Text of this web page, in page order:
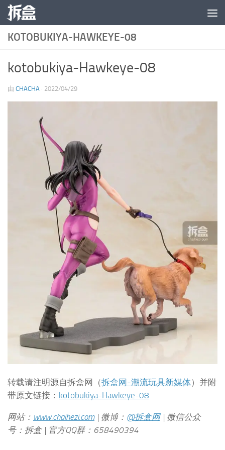
跳至内容
KOTOBUKIYA-HAWKEYE-08
kotobukiya-Hawkeye-08
由 CHACHA · 2022/04/29
转载请注明源自拆盒网（拆盒网-潮流玩具新媒体）并附
带原文链接： kotobukiya-Hawkeye-08
网站： www.chaihezi.com| 微博： @拆盒网| 微信公众
号：拆盒 | 官方QQ群：658490394